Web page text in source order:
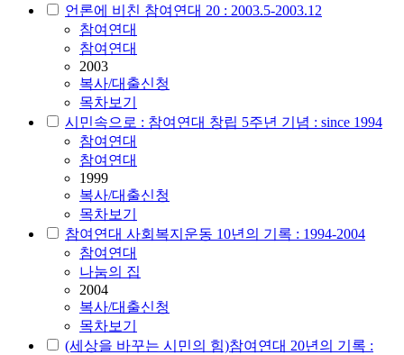
언론에 비친 참여연대 20 : 2003.5-2003.12
참여연대
참여연대
2003
복사/대출신청
목차보기
시민속으로 : 참여연대 창립 5주년 기념 : since 1994
참여연대
참여연대
1999
복사/대출신청
목차보기
참여연대 사회복지운동 10년의 기록 : 1994-2004
참여연대
나눔의 집
2004
복사/대출신청
목차보기
(세상을 바꾸는 시민의 힘)참여연대 20년의 기록 :